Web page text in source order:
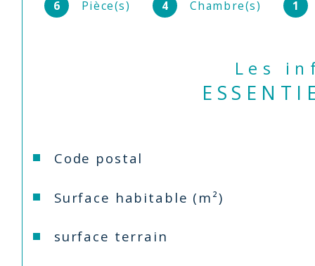
6 Pièce(s) 4 Chambre(s) 1
Les
Caractéristiques Valeurs
Code postal
Surface habitable (m²)
surface terrain